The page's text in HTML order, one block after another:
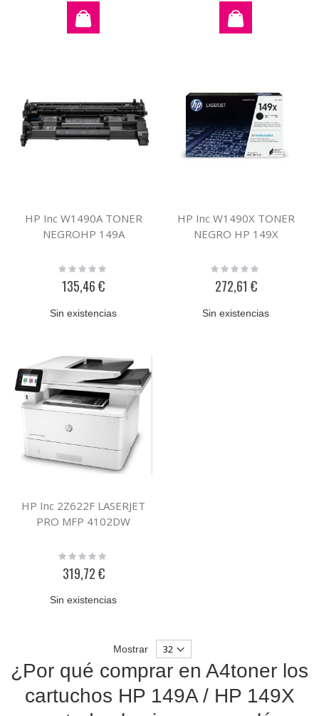
HP Inc W1490A TONER
NEGROHP 149A
Rating:
135,46 €
Sin existencias
HP Inc W1490X TONER
NEGRO HP 149X
Rating:
272,61 €
Sin existencias
HP Inc 2Z622F LASERJET
PRO MFP 4102DW
Rating:
319,72 €
Sin existencias
Mostrar
¿Por qué comprar en A4toner los
cartuchos HP 149A / HP 149X